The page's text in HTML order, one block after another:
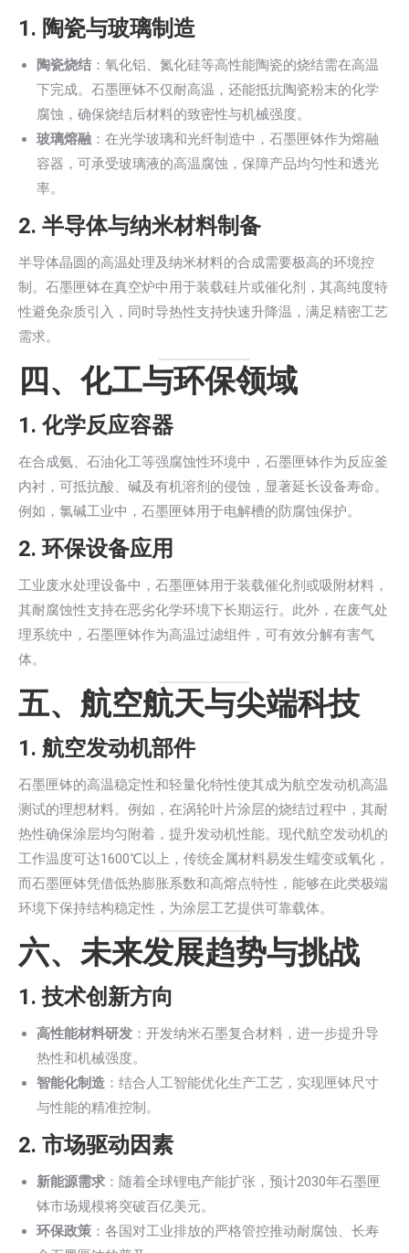
1. 陶瓷与玻璃制造
陶瓷烧结 ：氧化铝、氮化硅等高性能陶瓷的烧结需在高温
下完成。石墨匣钵不仅耐高温，还能抵抗陶瓷粉末的化学
腐蚀，确保烧结后材料的致密性与机械强度。
玻璃熔融 ：在光学玻璃和光纤制造中，石墨匣钵作为熔融
容器，可承受玻璃液的高温腐蚀，保障产品均匀性和透光
率。
2. 半导体与纳米材料制备
半导体晶圆的高温处理及纳米材料的合成需要极高的环境控
制。石墨匣钵在真空炉中用于装载硅片或催化剂，其高纯度特
性避免杂质引入，同时导热性支持快速升降温，满足精密工艺
需求。
四、化工与环保领域
1. 化学反应容器
在合成氨、石油化工等强腐蚀性环境中，石墨匣钵作为反应釜
内衬，可抵抗酸、碱及有机溶剂的侵蚀，显著延长设备寿命。
例如，氯碱工业中，石墨匣钵用于电解槽的防腐蚀保护。
2.环保设备应用
工业废水处理设备中，石墨匣钵用于装载催化剂或吸附材料，
其耐腐蚀性支持在恶劣化学环境下长期运行。此外，在废气处
理系统中，石墨匣钵作为高温过滤组件，可有效分解有害气
体。
五、航空航天与尖端科技
1. 航空发动机部件
石墨匣钵的高温稳定性和轻量化特性使其成为航空发动机高温
测试的理想材料。例如，在涡轮叶片涂层的烧结过程中，其耐
热性确保涂层均匀附着，提升发动机性能。现代航空发动机的
工作温度可达1600℃以上，传统金属材料易发生蠕变或氧化，
而石墨匣钵凭借低热膨胀系数和高熔点特性，能够在此类极端
环境下保持结构稳定性，为涂层工艺提供可靠载体。
六、未来发展趋势与挑战
1.技术创新方向
高性能材料研发 ：开发纳米石墨复合材料，进一步提升导
热性和机械强度。
智能化制造 ：结合人工智能优化生产工艺，实现匣钵尺寸
与性能的精准控制。
2. 市场驱动因素
新能源需求 ：随着全球锂电产能扩张，预计2030年石墨匣
钵市场规模将突破百亿美元。
环保政策 ：各国对工业排放的严格管控推动耐腐蚀、长寿